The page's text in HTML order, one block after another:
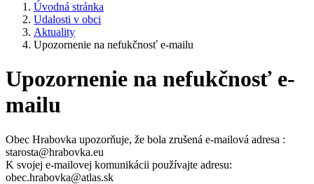
Úvodná stránka
Udalosti v obci
Aktuality
Upozornenie na nefukčnosť e-mailu
Upozornenie na nefukčnosť e-
mailu
Obec Hrabovka upozorňuje, že bola zrušená e-mailová adresa :
starosta@hrabovka.eu
K svojej e-mailovej komunikácii používajte adresu:
obec.hrabovka@atlas.sk